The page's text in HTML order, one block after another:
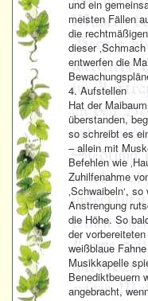
und ein
meisten Fällen
die
dieser
entwerfen die
4. Aufstellen
Hat der
überstanden,
so schreibt es
– allein mit
Befehlen wie
Zuhilfenahme
‚Schwaibeln‘,
Anstrengung
die Höhe. So
der
weißblaue
Musikkapelle
Benediktbeuern
angebracht,